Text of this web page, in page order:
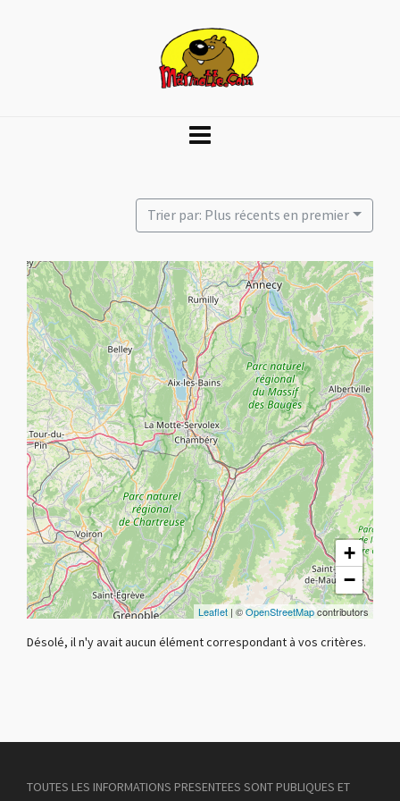
Trier par: Plus récents en premier
Désolé, il n'y avait aucun élément correspondant à vos critères.
+
−
Leaflet | ©OpenStreetMapcontributors
TOUTES LES INFORMATIONS PRESENTEES SONT PUBLIQUES ET